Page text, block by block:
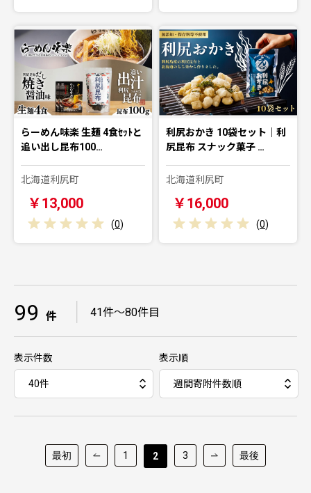
らーめん味楽 生麺 4食ｾｯﾄと
追い出し昆布100…
北海道利尻町
￥13,000
(0)
利尻おかき 10袋セット｜利
尻昆布 スナック菓子 …
北海道利尻町
￥16,000
(0)
99 件 41件～80件目
表示件数 表示順
最初 1 2 3 最後